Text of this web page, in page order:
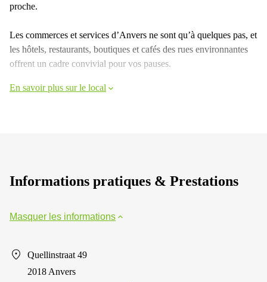
proche.
Les commerces et services d’Anvers ne sont qu’à quelques pas, et
les hôtels, restaurants, boutiques et cafés des rues environnantes
offrent un cadre convivial pour vos pauses.
En savoir plus sur le local
Informations pratiques & Prestations
Masquer les informations
Quellinstraat 49
2018 Anvers